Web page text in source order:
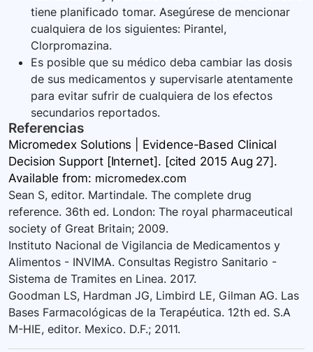
tiene planificado tomar. Asegúrese de mencionar
cualquiera de los siguientes: Pirantel,
Clorpromazina.
Es posible que su médico deba cambiar las dosis
de sus medicamentos y supervisarle atentamente
para evitar sufrir de cualquiera de los efectos
secundarios reportados.
Referencias
Micromedex Solutions | Evidence-Based Clinical
Decision Support [Internet]. [cited 2015 Aug 27].
Available from: micromedex.com
Sean S, editor. Martindale. The complete drug
reference. 36th ed. London: The royal pharmaceutical
society of Great Britain; 2009.
Instituto Nacional de Vigilancia de Medicamentos y
Alimentos - INVIMA. Consultas Registro Sanitario -
Sistema de Tramites en Linea. 2017.
Goodman LS, Hardman JG, Limbird LE, Gilman AG. Las
Bases Farmacológicas de la Terapéutica. 12th ed. S.A
M-HIE, editor. Mexico. D.F.; 2011.